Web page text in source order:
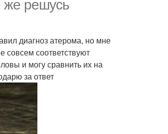
же решусь
диагноз атерома, но мне
совсем соответствуют
и могу сравнить их на
за ответ